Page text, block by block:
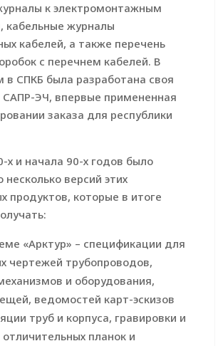
к электромонтажным
кабельные журналы
кабелей, а также перечень
с перечнем кабелей. В
СПКБ была разработана своя
ЭЧ, впервые примененная
заказа для республики
х и начала 90-х годов было
несколько версий этих
продуктов, которые в итоге
«Арктур» – спецификации для
чертежей трубопроводов,
и оборудования,
ведомостей карт-эскизов
труб и корпуса, гравировки и
отличительных планок и